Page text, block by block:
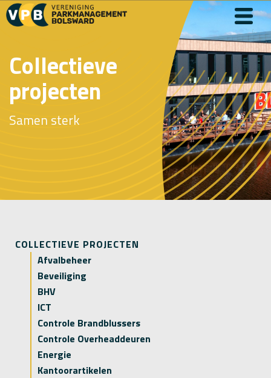
Collectieve
projecten
Samen sterk
COLLECTIEVE PROJECTEN
Afvalbeheer
Beveiliging
BHV
ICT
Controle Brandblussers
Controle Overheaddeuren
Energie
Kantoorartikelen